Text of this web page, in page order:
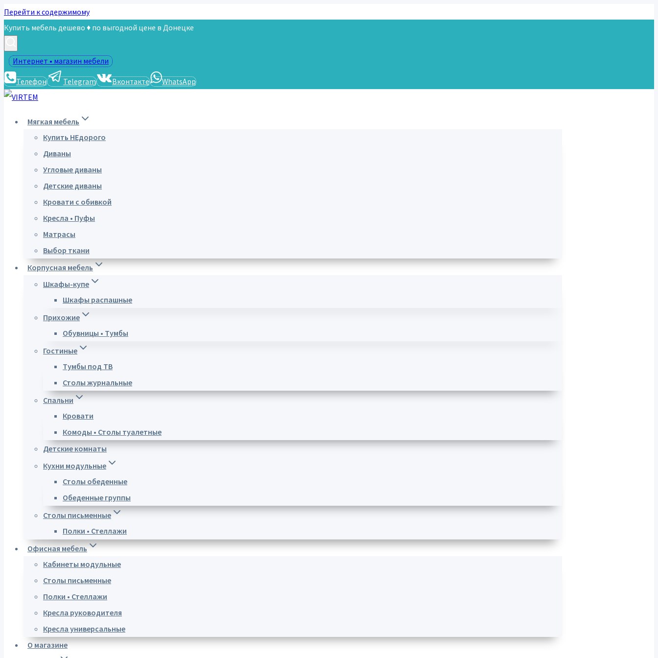
Перейти к содержимому
Купить мебель дешево ♦ по выгодной цене в Донецке
Интернет • магазин мебели
Телефон Telegram Вконтакте WhatsApp
Мягкая мебель
Купить НЕдорого
Диваны
Угловые диваны
Детские диваны
Кровати с обивкой
Кресла • Пуфы
Матрасы
Выбор ткани
Корпусная мебель
Шкафы-купе
Шкафы распашные
Прихожие
Обувницы • Тумбы
Гостиные
Тумбы под ТВ
Столы журнальные
Спальни
Кровати
Комоды • Столы туалетные
Детские комнаты
Кухни модульные
Столы обеденные
Обеденные группы
Столы письменные
Полки • Стеллажи
Офисная мебель
Кабинеты модульные
Столы письменные
Полки • Стеллажи
Кресла руководителя
Кресла универсальные
О магазине